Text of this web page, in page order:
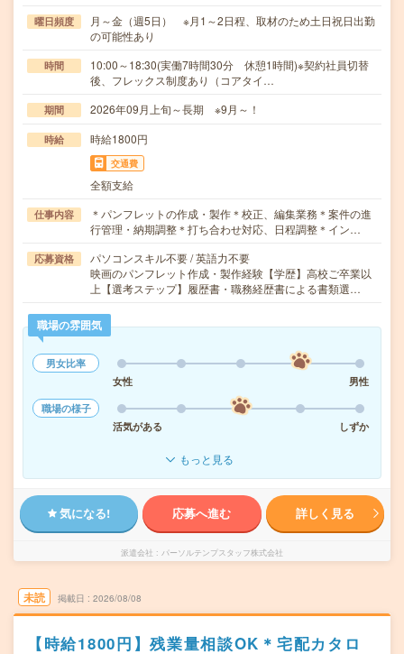
曜日頻度
月～金（週5日） ※月1～2日程、取材のため土日祝日出勤
の可能性あり
時間
10:00～18:30(実働7時間30分 休憩1時間)※契約社員切替
後、フレックス制度あり（コアタイ…
期間 2026年09月上旬～長期 ※9月～！
時給 時給1800円
交通費
全額支給
仕事内容
＊パンフレットの作成・製作＊校正、編集業務＊案件の進
行管理・納期調整＊打ち合わせ対応、日程調整＊イン…
応募資格
パソコンスキル不要 / 英語力不要
映画のパンフレット作成・製作経験【学歴】高校ご卒業以
上【選考ステップ】履歴書・職務経歴書による書類選…
職場の雰囲気
男女比率
女性
男性
職場の様子
活気がある
しずか
もっと見る
気になる! 応募へ進む 詳しく見る
派遣会社 パーソルテンプスタッフ株式会社
未読 掲載日 2026/08/08
【時給1800円】残業量相談OK＊宅配カタロ